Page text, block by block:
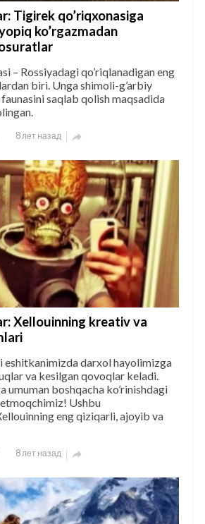
Tigirek qo’riqxonasiga
ko’rgazmadan
– Rossiyadagi qo’riqlanadigan eng
biri. Unga shimoli-g’arbiy
saqlab qolish maqsadida
8 лет назад 
Xellouinning kreativ va
eshitkanimizda darxol hayolimizga
va kesilgan qovoqlar keladi.
umuman boshqacha ko’rinishdagi
Ushbu
eng qiziqarli, ajoyib va
8 лет назад 